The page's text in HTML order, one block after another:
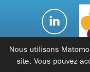
Nous utilisons
site. Vous pouvez